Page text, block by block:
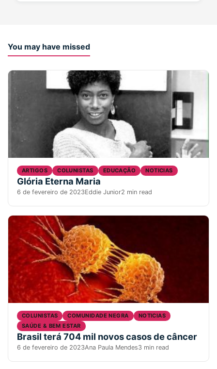
You may have missed
ARTIGOS COLUNISTAS EDUCAÇÃO NOTICIAS
Glória Eterna Maria
6 de fevereiro de 2023Eddie Junior2 min read
COLUNISTAS COMUNIDADE NEGRA
NOTICIAS
SAÚDE & BEM ESTAR
Brasil terá 704 mil novos casos de câncer
6 de fevereiro de 2023Ana Paula Mendes3 min read